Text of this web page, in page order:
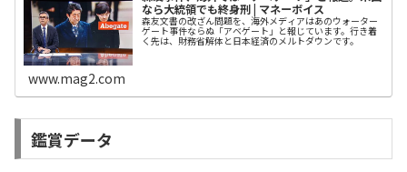
なら大統領でも終身刑 | マネーボイス
森友文書の改ざん問題を、海外メディアはあのウォーター
ゲート事件ならぬ「アベゲート」と報じています。行き着
く先は、財務省解体と日本経済のメルトダウンです。
www.mag2.com
鑑賞データ